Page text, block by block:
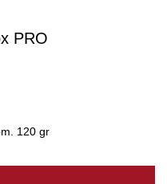
PRO
120 gr